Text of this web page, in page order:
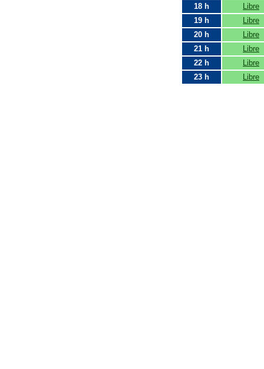
18 h
Libre
19 h
Libre
20 h
Libre
21 h
Libre
22 h
Libre
23 h
Libre